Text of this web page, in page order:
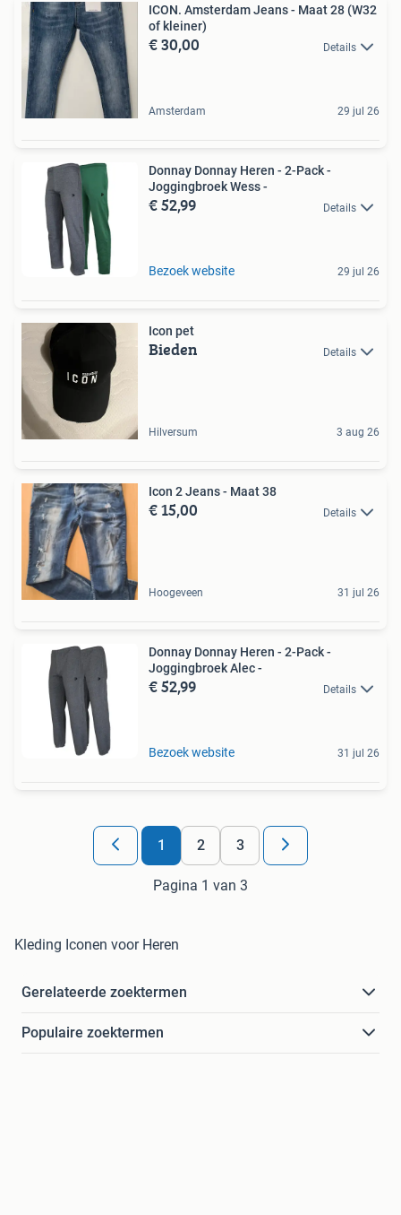
ICON. Amsterdam Jeans - Maat 28 (W32
of kleiner)
€ 30,00 Details
Amsterdam 29 jul 26
Donnay Donnay Heren - 2-Pack -
Joggingbroek Wess -
€ 52,99 Details
Bezoek website 29 jul 26
Icon pet
Bieden Details
Hilversum 3 aug 26
Icon 2 Jeans - Maat 38
€ 15,00 Details
Hoogeveen 31 jul 26
Donnay Donnay Heren - 2-Pack -
Joggingbroek Alec -
€ 52,99 Details
Bezoek website 31 jul 26
1 2 3
Pagina 1 van 3
Kleding Iconen voor Heren
Gerelateerde zoektermen
Populaire zoektermen